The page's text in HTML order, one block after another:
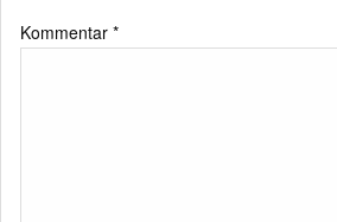
Kommentar *